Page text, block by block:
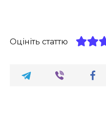
Оцініть статтю